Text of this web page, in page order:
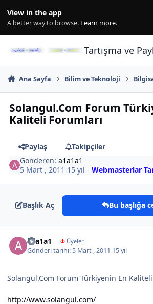
View in the app
A better way to browse. Learn more.
Tartışma ve
Ana Sayfa Bilim ve Teknoloji
Solangul.Com Forum
Kaliteli Forumları
Paylaş
Takipçiler
Gönderen:a1a1a1
5 Mart , 2011 15 yıl -Webmasterlar
Başlık Aç Bu başlığa
a1a1a1 ΦÜyeler
Gönderi tarihi: 5 Mart , 2011 15 yıl
Solangul.Com Forum Türkiyenin En
http://www.solangul.com/